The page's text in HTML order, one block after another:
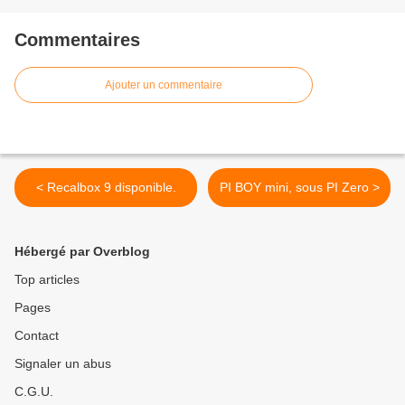
Commentaires
Ajouter un commentaire
< Recalbox 9 disponible. PI BOY mini, sous PI Zero >
Hébergé par Overblog
Top articles
Pages
Contact
Signaler un abus
C.G.U.